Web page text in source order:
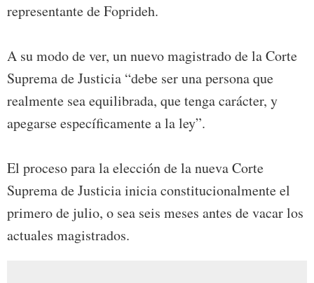
representante de Foprideh.
A su modo de ver, un nuevo magistrado de la Corte
Suprema de Justicia “debe ser una persona que
realmente sea equilibrada, que tenga carácter, y
apegarse específicamente a la ley”.
El proceso para la elección de la nueva Corte
Suprema de Justicia inicia constitucionalmente el
primero de julio, o sea seis meses antes de vacar los
actuales magistrados.